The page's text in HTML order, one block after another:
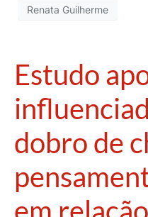
Renata Guilherme
Estudo
dobro de